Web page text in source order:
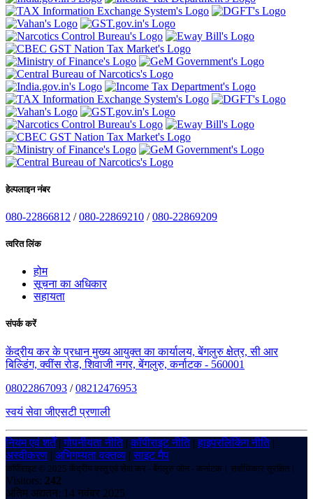
हेल्पलाइन नंबर
080-22866812 /080-22869210 /080-22869209
त्वरित लिंक
होम
सूचना का अधिकार
सहायता
संपर्क करें
केंद्रीय कर के प्रधान मुख्य आयुक्त का कार्यालय, बेंगलुरु क्षेत्र, सी आर
बिल्डिंग, क्वींस रोड, शिवाजी नगर, बेंगलुरु, कर्नाटक - 560001
08022867093 /08212476953
स्वयं सेवा जीएसटी प्रणाली
नियम एवं शर्तें|गोपनीयता नीति|कॉपीराइट नीति|हाइपरलिंकिंग नीति|
अस्वीकरण | अभिगम्यता वक्तव्य |साइट मैप
कॉपीराइट © 2025 केंद्रीय वस्तु एवं सेवा कर - बेंगलुरु ज़ोन - कर्नाटक। सर्वाधिकार सुरक्षित।
Visitors: 242
अंतिम अद्यतन: 14 नवंबर 2025